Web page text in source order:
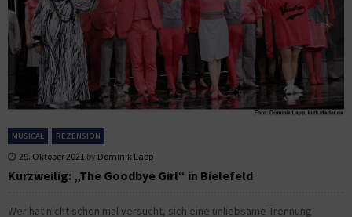
MUSICAL REZENSION
29. Oktober 2021 by Dominik Lapp
Kurzweilig: „The Goodbye Girl“ in Bielefeld
Wer hat nicht schon mal versucht, sich eine unliebsame Trennung